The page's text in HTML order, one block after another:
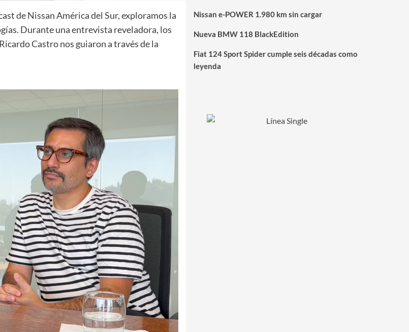
de Nissan América del Sur, exploramos la
Durante una entrevista reveladora, los
Castro nos guiaron a través de la
Nissan e-POWER 1.980 km sin cargar
Nueva BMW 118 BlackEdition
Fiat 124 Sport Spider cumple seis décadas como
leyenda